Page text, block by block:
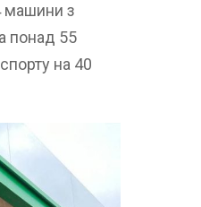
машини з
понад 55
на 40